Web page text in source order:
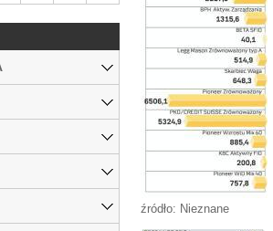
źródło: Nieznane